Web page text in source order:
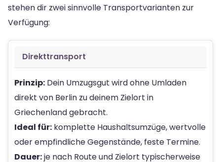
stehen dir zwei sinnvolle Transportvarianten zur
Verfügung:
Direkttransport
Prinzip: Dein Umzugsgut wird ohne Umladen
direkt von Berlin zu deinem Zielort in
Griechenland gebracht.
Ideal für: komplette Haushaltsumzüge, wertvolle
oder empfindliche Gegenstände, feste Termine.
Dauer:je nach Route und Zielort typischerweise